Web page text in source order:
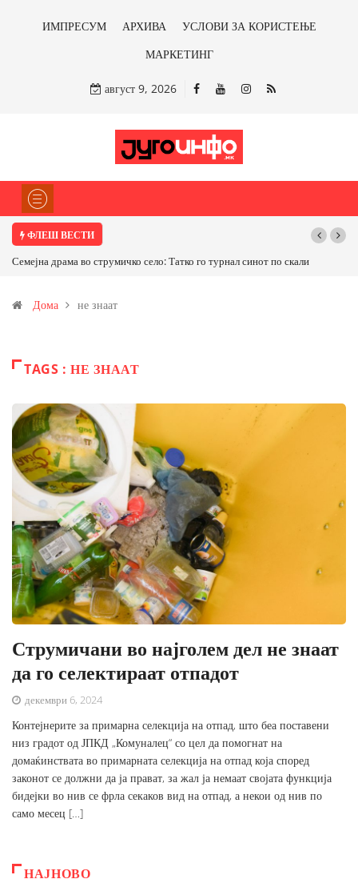
ИМПРЕСУМ АРХИВА
УСЛОВИ ЗА КОРИСТЕЊЕ
МАРКЕТИНГ
август 9, 2026
ФЛЕШ ВЕСТИ
Семејна драма во струмичко село: Татко го турнал синот по скали
Дома не знаат
TAGS : НЕ ЗНААТ
Струмичани во најголем дел не знаат
да го селектираат отпадот
декември 6, 2024
Контејнерите за примарна селекција на отпад, што беа поставени
низ градот од ЈПКД „Комуналец“ со цел да помогнат на
домаќинствата во примарната селекција на отпад која според
законот се должни да ја прават, за жал ја немаат својата функција
бидејки во нив се фрла секаков вид на отпад, а некои од нив по
само месец […]
НАЈНОВО